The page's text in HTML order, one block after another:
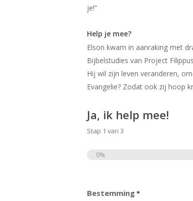
je!”
Help je mee?
Elson kwam in aanraking met
Bijbelstudies van Project
Hij wil zijn leven veranderen,
Evangelie? Zodat ook zij hoop
Ja, ik help mee!
Stap 1 van 3
0%
Bestemming*